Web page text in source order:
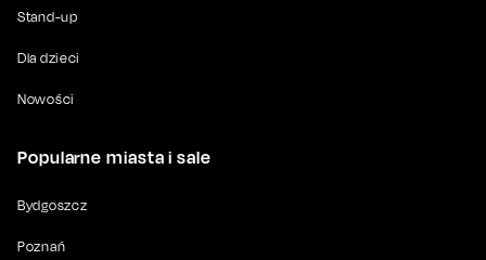
Stand-up
Dla dzieci
Nowości
Popularne miasta i sale
Bydgoszcz
Poznań